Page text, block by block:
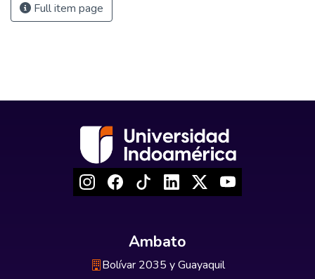
Full item page
Ambato
Bolívar 2035 y Guayaquil